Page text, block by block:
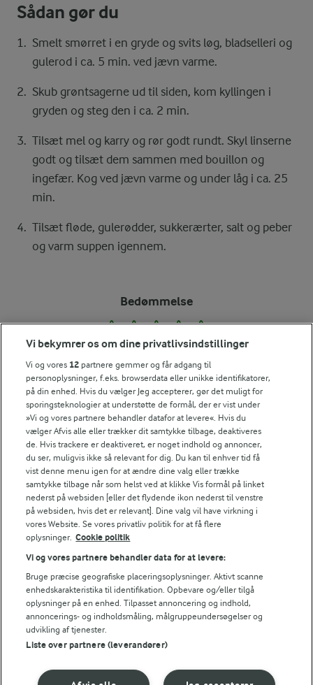
Sådan gør du
Smelt smørret i en gryde og svits løg, bladselleri og
gulerod i ca. 5 min. ved jævn varme.
Skub grøntsagerne ud til siden, kom kyllingen i
gryden og steg den i ca. 2 min.
Tilsæt mel og karry og rør godt rundt. Skyl linserne
godt og tilsæt dem sammen med bouillon og
ingefær. Kog ved jævn varme og under låg i ca. 25
min.
Tilsæt fløde, gulerødder, sukkerærter, salt og peber
og varm suppen igennem.
Bedømmelse
1 2 3 4 5
NÆRINGSINDHOLD, PR 100 G
Energiindhold:
257 kJ / 61 kcal
Energifordeling
ENERGI PR 100 G
Fiber:
1,1 g
Protein:
5,4 g
Fedt:
1,8 g
Vi bekymrer os om dine privatlivsindstillinger
Vi og vores 12 partnere gemmer og får adgang til
personoplysninger, f.eks. browserdata eller unikke identifikatorer,
på din enhed. Hvis du vælger Jeg accepterer, gør det muligt for
sporingsteknologier at understøtte de formål, der er vist under
»Vi og vores partnere behandler datafor at levere«. Hvis du
vælger Afvis alle eller trækker dit samtykke tilbage, deaktiveres
de. Hvis trackere er deaktiveret, er noget indhold og annoncer,
du ser, muligvis ikke så relevant for dig. Du kan til enhver tid få
vist denne menu igen for at ændre dine valg eller trække
samtykke tilbage når som helst ved at klikke Vis formål på linket
nederst på websiden [eller det flydende ikon nederst til venstre
på websiden, hvis det er relevant]. Dine valg vil have virkning i
vores Website. Se vores privatliv politik for at få flere
oplysninger. Cookie politik
Vi og vores partnere behandler data for at levere:
Bruge præcise geografiske placeringsoplysninger. Aktivt scanne
enhedskarakteristika til identifikation. Opbevare og/eller tilgå
oplysninger på en enhed. Tilpasset annoncering og indhold,
annoncerings- og indholdsmåling, målgruppeundersøgelser og
udvikling af tjenester.
Liste over partnere (leverandører)